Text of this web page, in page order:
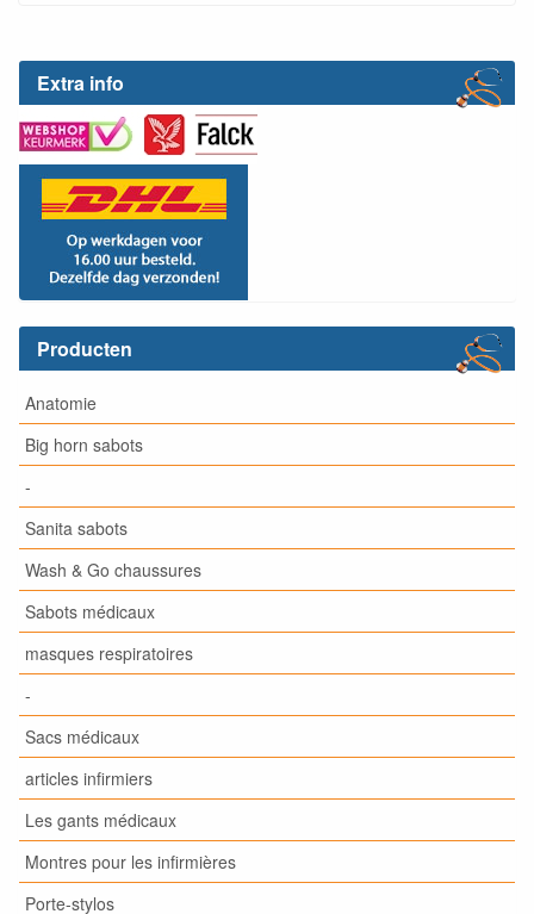
Extra info
Producten
Anatomie
Big horn sabots
-
Sanita sabots
Wash & Go chaussures
Sabots médicaux
masques respiratoires
-
Sacs médicaux
articles infirmiers
Les gants médicaux
Montres pour les infirmières
Porte-stylos